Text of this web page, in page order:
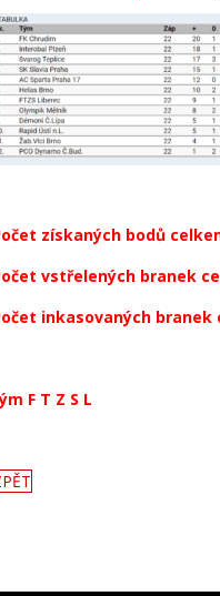
získaných bodů
vstřelených branek
inkasovaných branek
F T Z S L